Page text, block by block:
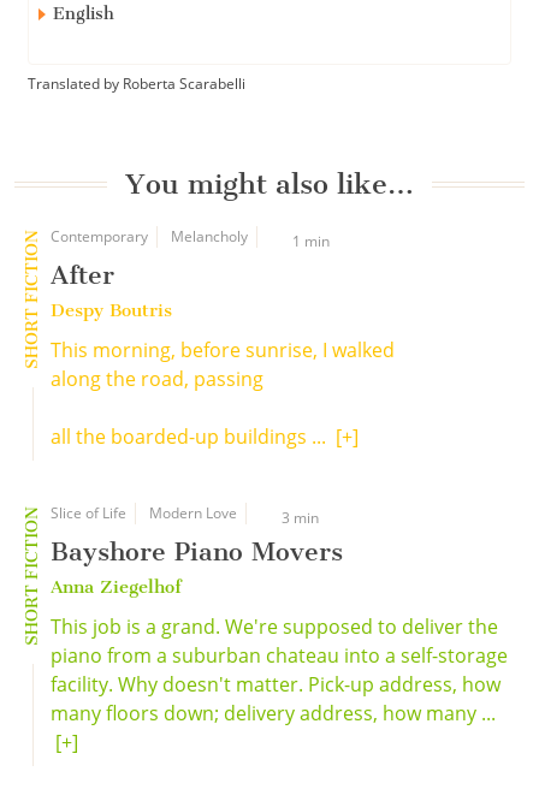
English
Translated by Roberta Scarabelli
You might also like…
SHORT FICTION Contemporary Melancholy 1 min
After
Despy Boutris
This morning, before sunrise, I walked
along the road, passing
all the boarded-up buildings ... [+]
SHORT FICTION Slice of Life Modern Love 3 min
Bayshore Piano Movers
Anna Ziegelhof
This job is a grand. We're supposed to deliver the
piano from a suburban chateau into a self-storage
facility. Why doesn't matter. Pick-up address, how
many floors down; delivery address, how many ...
[+]